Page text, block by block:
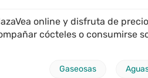
online y disfruta de
cócteles o consumirse
Gaseosas